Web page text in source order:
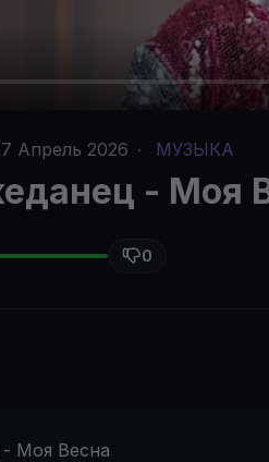
Апрель 2026 · МУЗЫКА
- Моя
0
Моя Весна